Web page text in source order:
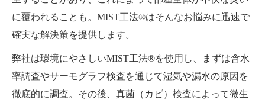
に覆われることも。MIST工法®はそんなお悩みに迅速で
確実な解決策を提供します。
弊社は環境にやさしいMIST工法®を使用し、まずは含水
率調査やサーモグラフ検査を通じて湿気や漏水の原因を
徹底的に調査。その後、真菌（カビ）検査によって微生